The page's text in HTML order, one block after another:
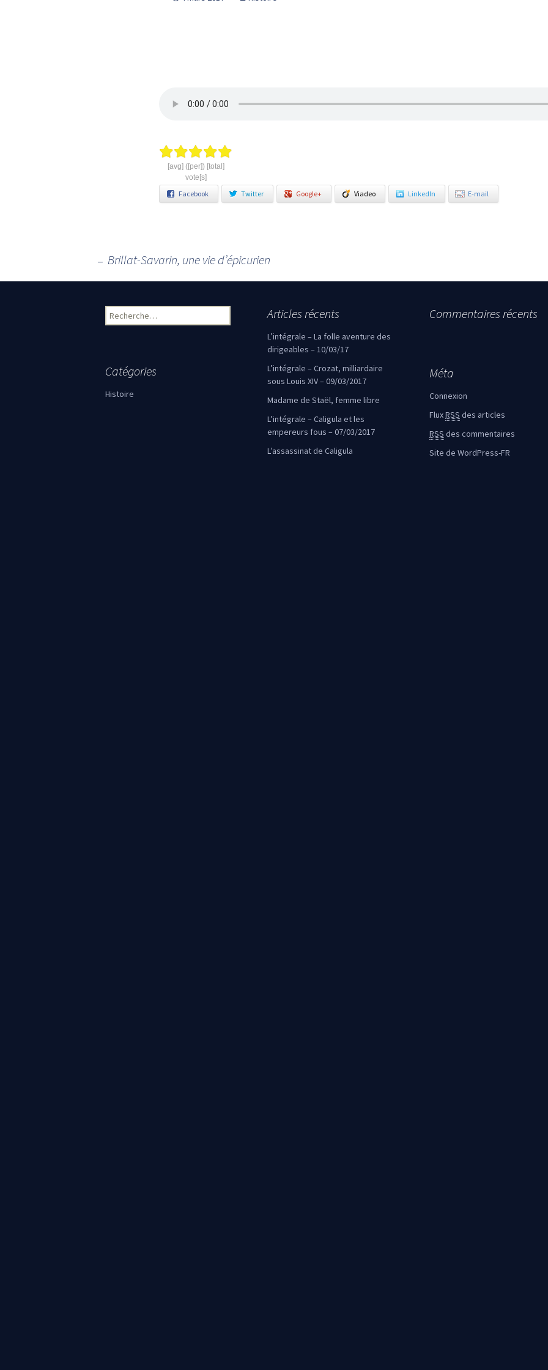
[avg] ([per]) [total]
vote[s]
Facebook Twitter Google+ Viadeo LinkedIn E-mail
Navigation des articles
← Brillat-Savarin, une vie d’épicurien
Rechercher : Articles récents
L’intégrale – La folle aventure des
dirigeables – 10/03/17
L’intégrale – Crozat, milliardaire
sous Louis XIV – 09/03/2017
Madame de Staël, femme libre
L’intégrale – Caligula et les
empereurs fous – 07/03/2017
L’assassinat de Caligula
Commentaires récents
Catégories
Histoire
Méta
Connexion
FluxRSS des articles
RSS des commentaires
Site de WordPress-FR